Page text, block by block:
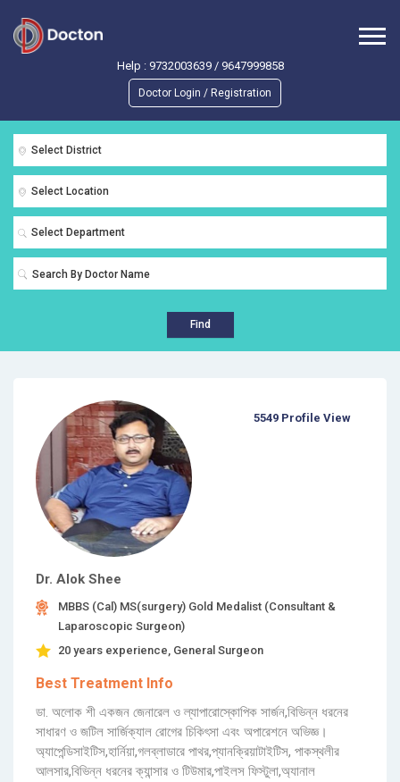
Help : 9732003639/ 9647999858
Doctor Login / Registration
Select District
Select Location
Select Department
Find
Dr. Alok Shee
MBBS (Cal) MS(surgery) Gold Medalist (Consultant &
Laparoscopic Surgeon)
20 years experience, General Surgeon
Best Treatment Info
ডা. অলোক শী একজন জেনারেল ও ল্যাপারোস্কোপিক সার্জন,বিভিন্ন ধরনের
সাধারণ ও জটিল সার্জিক্যাল রোগের চিকিৎসা এবং অপারেশনে অভিজ্ঞ।
অ্যাপেন্ডিসাইটিস,হার্নিয়া,গলব্লাডারে পাথর,প্যানক্রিয়াটাইটিস, পাকস্থলীর
আলসার,বিভিন্ন ধরনের ক্যান্সার ও টিউমার,পাইলস ফিস্টুলা,অ্যানাল
5549 Profile View